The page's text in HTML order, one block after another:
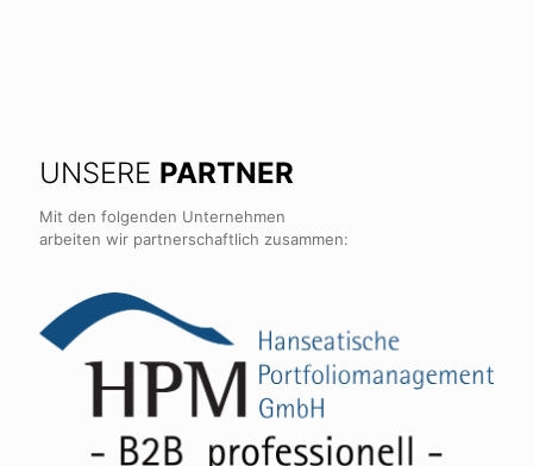
UNSERE PARTNER
Mit den folgenden Unternehmen
arbeiten wir partnerschaftlich zusammen: